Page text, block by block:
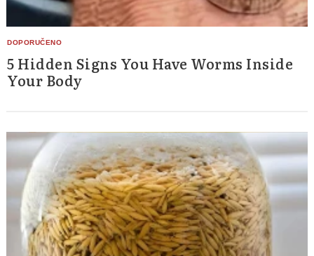
5 Hidden Signs You Have Worms Inside
Your Body